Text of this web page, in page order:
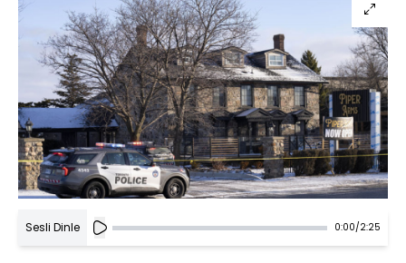
Sesli Dinle 0:00/2:25